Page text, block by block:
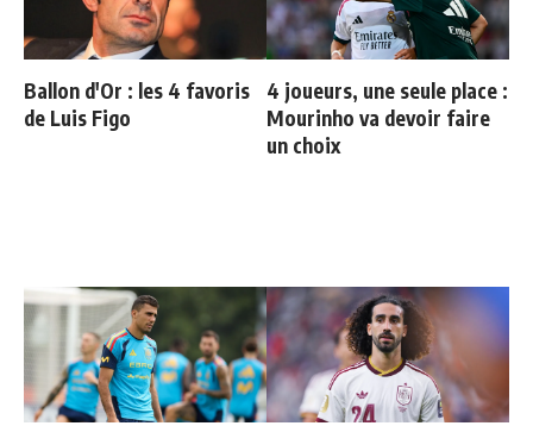
Ballon d'Or : les 4 favoris
de Luis Figo
4 joueurs, une seule place :
Mourinho va devoir faire
un choix